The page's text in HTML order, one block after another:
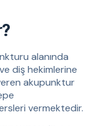
alanında
diş hekimlerine
akupunktur
vermektedir.